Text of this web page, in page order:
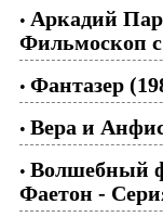
• Аркадий
Фильмоскоп
• Фантазер
• Вера и
• Волшебный
Фаетон -